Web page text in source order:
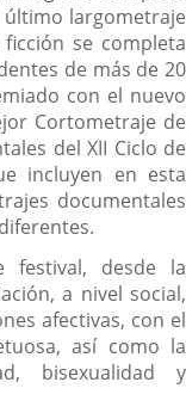
largometraje
se completa
de más de 20
con el nuevo
Cortometraje de
del XII Ciclo de
incluyen en esta
documentales
desde la
a nivel social,
afectivas, con el
así como la
bisexualidad y